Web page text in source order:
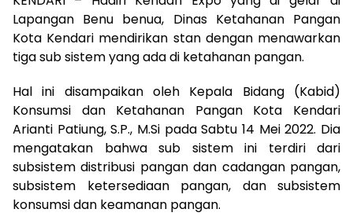
Lapangan Benu benua, Dinas Ketahanan Pangan
Kota Kendari mendirikan stan dengan menawarkan
tiga sub sistem yang ada di ketahanan pangan.
Hal ini disampaikan oleh Kepala Bidang (Kabid)
Konsumsi dan Ketahanan Pangan Kota Kendari
Arianti Patiung, S.P., M.Si pada Sabtu 14 Mei 2022. Dia
mengatakan bahwa sub sistem ini terdiri dari
subsistem distribusi pangan dan cadangan pangan,
subsistem ketersediaan pangan, dan subsistem
konsumsi dan keamanan pangan.